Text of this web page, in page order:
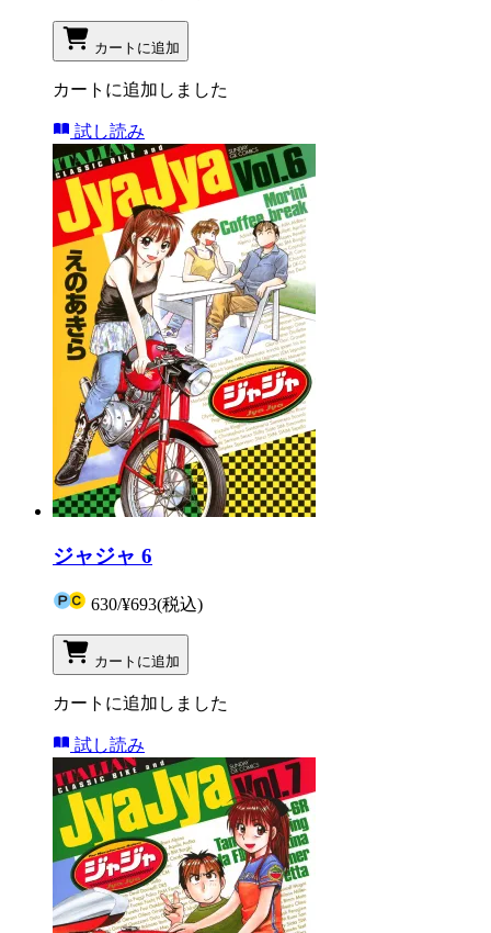
カートに追加
カートに追加しました
試し読み
ジャジャ 6
630/¥693(税込)
カートに追加
カートに追加しました
試し読み